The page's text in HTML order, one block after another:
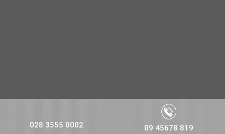
028 3555 0002 09 45678 819